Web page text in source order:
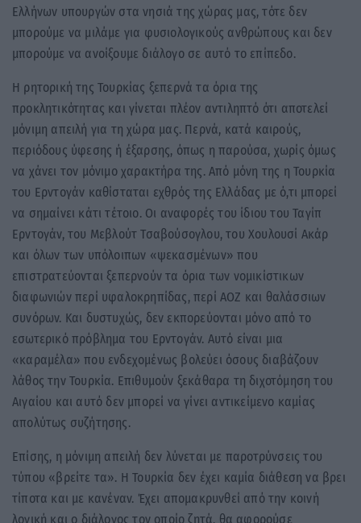
Ελλήνων υπουργών στα νησιά της χώρας μας, τότε δεν
μπορούμε να μιλάμε για φυσιολογικούς ανθρώπους και δεν
μπορούμε να ανοίξουμε διάλογο σε αυτό το επίπεδο.
Η ρητορική της Τουρκίας ξεπερνά τα όρια της
προκλητικότητας και γίνεται πλέον αντιληπτό ότι αποτελεί
μόνιμη απειλή για τη χώρα μας. Περνά, κατά καιρούς,
περιόδους ύφεσης ή έξαρσης, όπως η παρούσα, χωρίς όμως
να χάνει τον μόνιμο χαρακτήρα της. Από μόνη της η Τουρκία
του Ερντογάν καθίσταται εχθρός της Ελλάδας με ό,τι μπορεί
να σημαίνει κάτι τέτοιο. Οι αναφορές του ίδιου του Ταγίπ
Ερντογάν, του Μεβλούτ Τσαβούσογλου, του Χουλουσί Ακάρ
και όλων των υπόλοιπων «ψεκασμένων» που
επιστρατεύονται ξεπερνούν τα όρια των νομικίστικων
διαφωνιών περί υφαλοκρηπίδας, περί ΑΟΖ και θαλάσσιων
συνόρων. Και δυστυχώς, δεν εκπορεύονται μόνο από το
εσωτερικό πρόβλημα του Ερντογάν. Αυτό είναι μια
«καραμέλα» που ενδεχομένως βολεύει όσους διαβάζουν
λάθος την Τουρκία. Επιθυμούν ξεκάθαρα τη διχοτόμηση του
Αιγαίου και αυτό δεν μπορεί να γίνει αντικείμενο καμίας
απολύτως συζήτησης.
Επίσης, η μόνιμη απειλή δεν λύνεται με παροτρύνσεις του
τύπου «βρείτε τα». Η Τουρκία δεν έχει καμία διάθεση να βρει
τίποτα και με κανέναν. Έχει απομακρυνθεί από την κοινή
λογική και ο διάλογος τον οποίο ζητά, θα αφορούσε